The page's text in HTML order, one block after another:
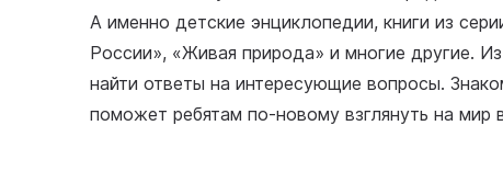
А именно детские энциклопедии, книги из
России», «Живая природа» и многие другие.
найти ответы на интересующие вопросы.
поможет ребятам по-новому взглянуть на мир